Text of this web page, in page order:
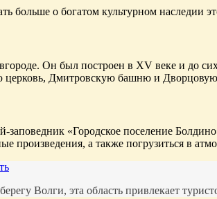
больше о богатом культурном наследии
Он был построен в XV веке и до сих
церковь, Дмитровскую башню и
заповедник «Городское поселение
произведения, а также погрузиться в
Волги, эта область привлекает